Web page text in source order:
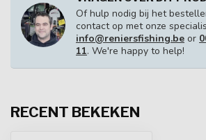
Of hulp nodig bij het
contact op met onze
info@reniersfishing.be or
11. We're happy to help!
RECENT BEKEKEN